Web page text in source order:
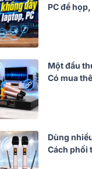
PC để
Một đầu
Có mua
Dùng
Cách phối